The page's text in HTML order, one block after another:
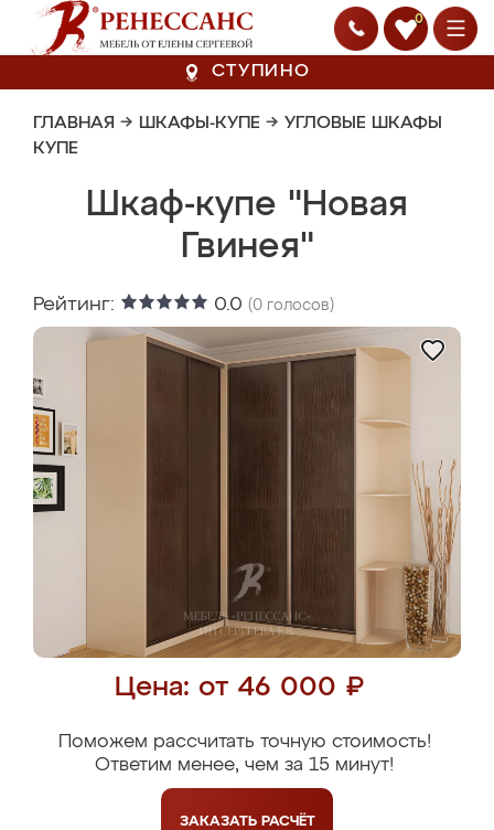
0
СТУПИНО
ГЛАВНАЯ → ШКАФЫ-КУПЕ → УГЛОВЫЕ ШКАФЫ
КУПЕ
Шкаф-купе "Новая
Гвинея"
Рейтинг: 0.0 (0 голосов)
Цена: от 46 000 ₽
Поможем рассчитать точную стоимость!
Ответим менее, чем за 15 минут!
ЗАКАЗАТЬ РАСЧЁТ